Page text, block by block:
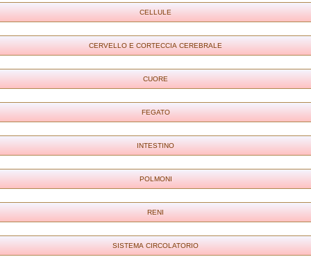
CELLULE
CERVELLO E CORTECCIA CEREBRALE
CUORE
FEGATO
INTESTINO
POLMONI
RENI
SISTEMA CIRCOLATORIO